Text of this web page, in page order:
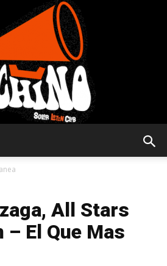
Latin
All Stars
– El Que Mas